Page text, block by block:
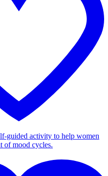
guided activity to help women
of mood cycles.